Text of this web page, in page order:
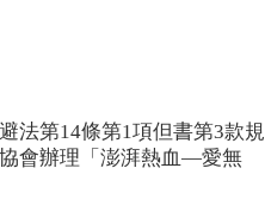
法第14條第1項但書第3款規
會辦理「澎湃熱血—愛無